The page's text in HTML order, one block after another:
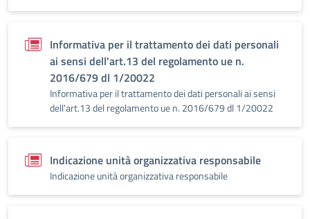
Informativa per il trattamento dei dati personali
ai sensi dell'art.13 del regolamento ue n.
2016/679 dl 1/20022
Informativa per il trattamento dei dati personali ai sensi
dell'art.13 del regolamento ue n. 2016/679 dl 1/20022
Indicazione unità organizzativa responsabile
Indicazione unità organizzativa responsabile